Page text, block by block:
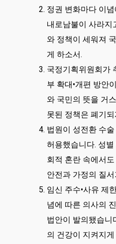
정권 변화마다 이
내로남불이 사라지
와 정책이 세워져
게 하소서.
국정기획위원회가
부 확대•개편 방안
와 국민의 뜻을 거
못된 정책은 폐기
법원이 성전환 수
허용했습니다. 성
회적 혼란 속에서
안전과 가정의 질
임신 주수•사유 제
념에 따른 의사의
법안이 발의됐습니
의 건강이 지켜지게